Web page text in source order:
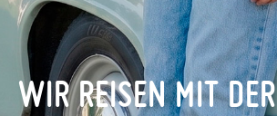
WIR REISEN MIT DER